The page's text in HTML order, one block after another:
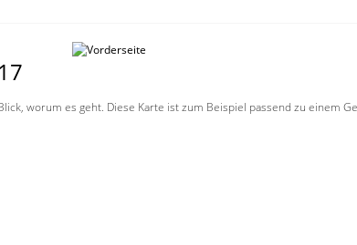
worum es geht. Diese Karte ist zum Beispiel passend zu einem